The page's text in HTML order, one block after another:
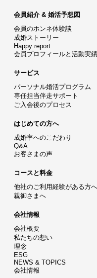
会員紹介 & 婚活予想図
会員のホンネ体験談
成婚ストーリー
Happy report
会員プロフィールと活動実績
サービス
パーソナル婚活プログラム
専任担当伴走サポート
ご入会後のプロセス
はじめての方へ
成婚率へのこだわり
Q&A
お客さまの声
コースと料金
他社のご利用経験がある方へ
親御さまへ
会社情報
会社概要
私たちの想い
理念
ESG
NEWS & TOPICS
会社情報